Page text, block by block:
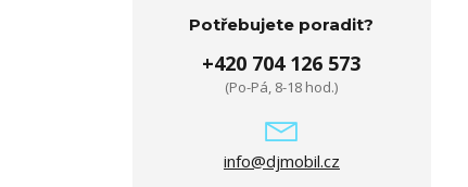
Potřebujete poradit?
+420 704 126 573
(Po-Pá, 8-18 hod.)
info@djmobil.cz